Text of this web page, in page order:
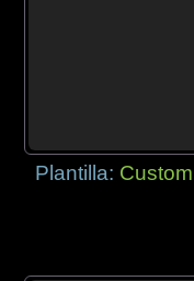
Plantilla: Custom